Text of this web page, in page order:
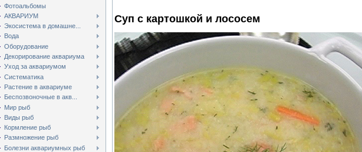
Фотоальбомы
АКВАРИУМ
Экосистема в домашне...
Вода
Оборудование
Декорирование аквариума
Уход за аквариумом
Систематика
Растение в аквариуме
Беспозвоночные в акв...
Мир рыб
Виды рыб
Кормление рыб
Размножение рыб
Болезни аквариумных рыб
Суп с картошкой и лососем